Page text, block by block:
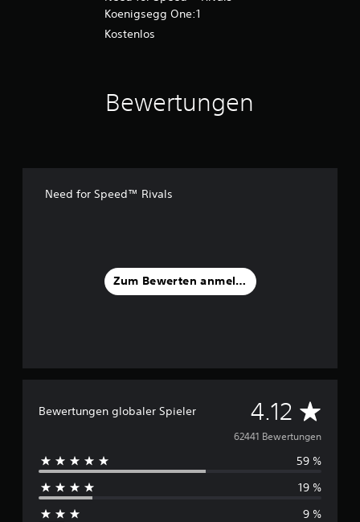
Koenigsegg One:1
Kostenlos
Bewertungen
Need for Speed™ Rivals
Zum Bewerten anmelden
Bewertungen globaler Spieler 4.12 D
u
r
c
62441 Bewertungen
59 %
19 %
9 %